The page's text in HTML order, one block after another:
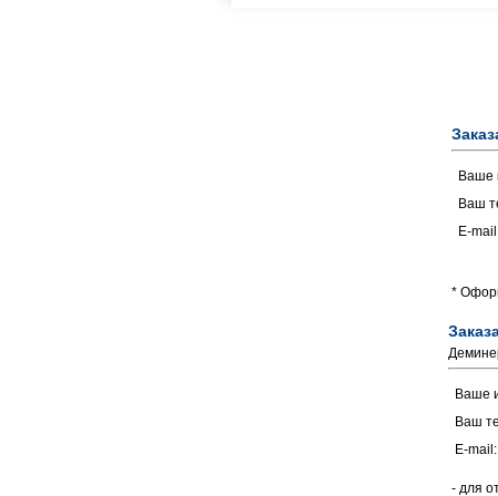
Ваше
Ваш
E-
*
Ваше
Ваш
E-mail:
- для